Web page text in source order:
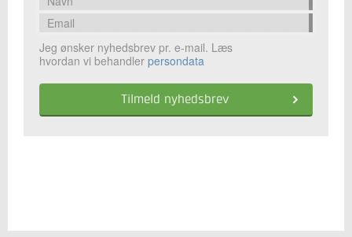
Jeg ønsker nyhedsbrev pr. e-mail. Læs
hvordan vi behandler persondata